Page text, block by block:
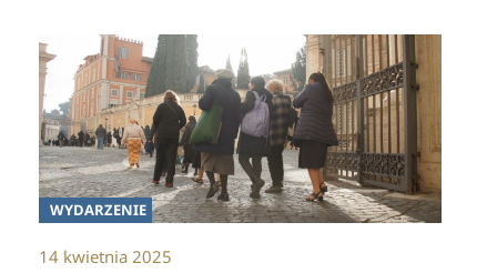
WYDARZENIE
14 kwietnia 2025